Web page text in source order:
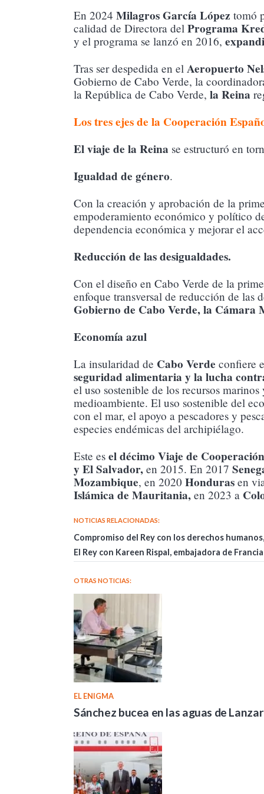
En 2024 Milagros García López tomó
calidad de Directora del Programa
y el programa se lanzó en 2016,
Tras ser despedida en el Aeropuerto
Gobierno de Cabo Verde, la
la República de Cabo Verde, la Reina
Los tres ejes de la Cooperación
El viaje de la Reina se estructuró en
Igualdad de género.
Con la creación y aprobación de la
empoderamiento económico y político
dependencia económica y mejorar el
Reducción de las desigualdades.
Con el diseño en Cabo Verde de la
enfoque transversal de reducción de las
Gobierno de Cabo Verde, la Cámara
Economía azul
La insularidad de Cabo Verde confiere
seguridad alimentaria y la lucha
el uso sostenible de los recursos
medioambiente. El uso sostenible del
con el mar, el apoyo a pescadores y
especies endémicas del archipiélago.
Este es el décimo Viaje de
y El Salvador, en 2015. En 2017
Mozambique, en 2020 Honduras en
Islámica de Mauritania, en 2023 a
NOTICIAS RELACIONADAS:
Compromiso del Rey con los derechos
El Rey con Kareen Rispal, embajadora de
OTRAS NOTICIAS:
EL ENIGMA
Sánchez bucea en las aguas de